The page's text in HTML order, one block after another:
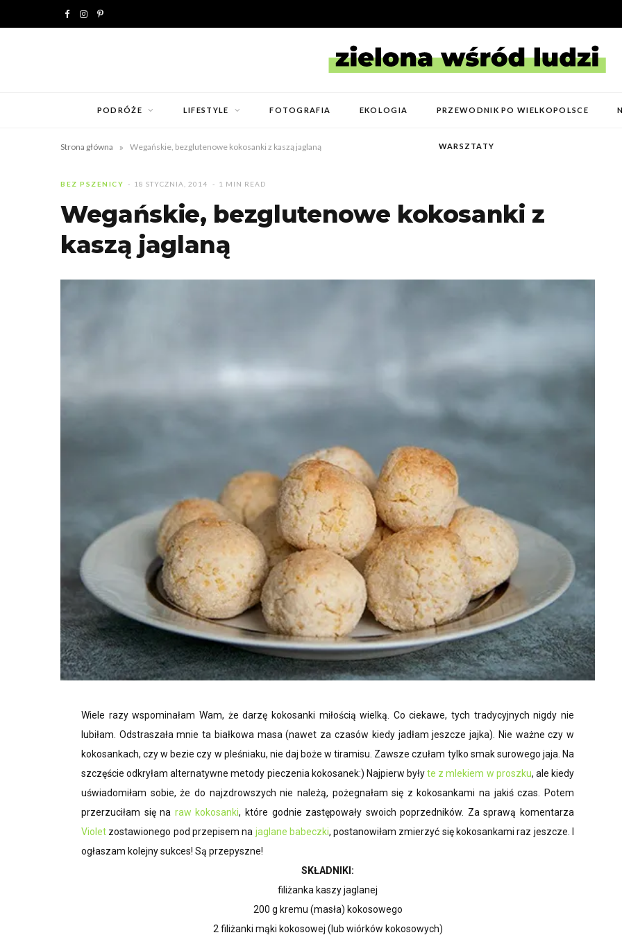
F
o
o
k
I
g
r
a
P
r
e
s
PODRÓŻE LIFESTYLE FOTOGRAFIA EKOLOGIA PRZEWODNIK PO WIELKOPOLSCE
WARSZTATY
Strona główna » Wegańskie, bezglutenowe kokosanki z kaszą jaglaną
BEZ PSZENICY 18 STYCZNIA, 2014 1 MIN READ
Wegańskie, bezglutenowe kokosanki z
kaszą jaglaną
Wiele razy wspominałam Wam, że darzę kokosanki miłością wielką. Co ciekawe, tych tradycyjnych nigdy nie
lubiłam. Odstraszała mnie ta białkowa masa (nawet za czasów kiedy jadłam jeszcze jajka). Nie ważne czy w
kokosankach, czy w bezie czy w pleśniaku, nie daj boże w tiramisu. Zawsze czułam tylko smak surowego jaja. Na
szczęście odkryłam alternatywne metody pieczenia kokosanek:) Najpierw byłyte z mlekiem w proszku, ale kiedy
uświadomiłam sobie, że do najzdrowszych nie należą, pożegnałam się z kokosankami na jakiś czas. Potem
przerzuciłam się na raw kokosanki, które godnie zastępowały swoich poprzedników. Za sprawą komentarza
Violetzostawionego pod przepisem na jaglane babeczki, postanowiłam zmierzyć się kokosankami raz jeszcze. I
ogłaszam kolejny sukces! Są przepyszne!
SKŁADNIKI:
filiżanka kaszy jaglanej
200 g kremu (masła) kokosowego
2 filiżanki mąki kokosowej (lub wiórków kokosowych)